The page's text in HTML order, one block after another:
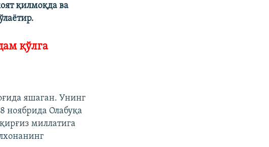
қилмоқда ва
қўлга
яшаган. Унинг
Олабуқа
миллатига